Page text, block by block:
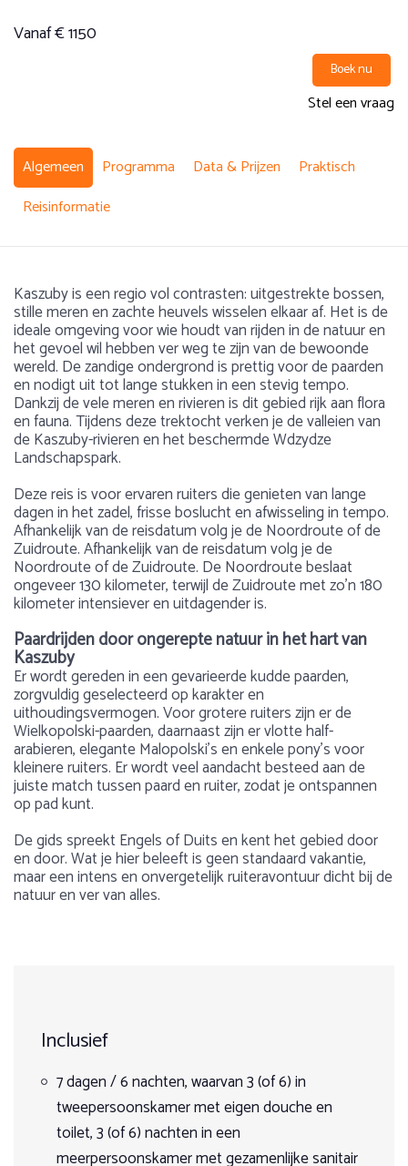
Vanaf € 1150
Boek nu
Stel een vraag
Algemeen Programma Data & Prijzen
Praktisch
Reisinformatie
Kaszuby is een regio vol contrasten: uitgestrekte bossen,
stille meren en zachte heuvels wisselen elkaar af. Het is de
ideale omgeving voor wie houdt van rijden in de natuur en
het gevoel wil hebben ver weg te zijn van de bewoonde
wereld. De zandige ondergrond is prettig voor de paarden
en nodigt uit tot lange stukken in een stevig tempo.
Dankzij de vele meren en rivieren is dit gebied rijk aan flora
en fauna. Tijdens deze trektocht verken je de valleien van
de Kaszuby-rivieren en het beschermde Wdzydze
Landschapspark.
Deze reis is voor ervaren ruiters die genieten van lange
dagen in het zadel, frisse boslucht en afwisseling in tempo.
Afhankelijk van de reisdatum volg je de Noordroute of de
Zuidroute. Afhankelijk van de reisdatum volg je de
Noordroute of de Zuidroute. De Noordroute beslaat
ongeveer 130 kilometer, terwijl de Zuidroute met zo’n 180
kilometer intensiever en uitdagender is.
Paardrijden door ongerepte natuur in het hart van
Kaszuby
Er wordt gereden in een gevarieerde kudde paarden,
zorgvuldig geselecteerd op karakter en
uithoudingsvermogen. Voor grotere ruiters zijn er de
Wielkopolski-paarden, daarnaast zijn er vlotte half-
arabieren, elegante Malopolski’s en enkele pony’s voor
kleinere ruiters. Er wordt veel aandacht besteed aan de
juiste match tussen paard en ruiter, zodat je ontspannen
op pad kunt.
De gids spreekt Engels of Duits en kent het gebied door
en door. Wat je hier beleeft is geen standaard vakantie,
maar een intens en onvergetelijk ruiteravontuur dicht bij de
natuur en ver van alles.
Dag 1:
Aankomst. Korte rit van een kleine twee uur om elkaar te
leren kennen.
Dag 2 t/m dag 5:
Prijsoverzicht
za 15 augustus 2026
vr 21 augustus 2026
7 Dagen
Op aanvraag
Op aanvraag
Aantal deelnemers:
Min 2 ruiters en max. 8 ruiters (3 weken voor vertrek)
Paardrijden in Polen betekent galopperen in een nog
eindeloos prachtige natuur. Weids en heuvelachtig, met
dichte wouden en vele meren: hier kan je geweldige
tochten maken. Paardrijden door uitgestrekte valleien of
langs de kust, zwemmen met je paard, door de bossen
rijden of in de bergen met adembenemende panorama’s?
Inclusief
7 dagen / 6 nachten, waarvan 3 (of 6) in
tweepersoonskamer met eigen douche en
toilet, 3 (of 6) nachten in een
meerpersoonskamer met gezamenlijke sanitair